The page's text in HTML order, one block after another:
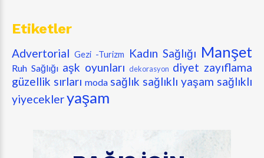
Etiketler
Advertorial Gezi -Turizm Kadın Sağlığı Manşet
Ruh Sağlığı aşk oyunları dekorasyon diyet zayıflama
güzellik sırları moda sağlık sağlıklı yaşam sağlıklı
yiyecekleryaşam